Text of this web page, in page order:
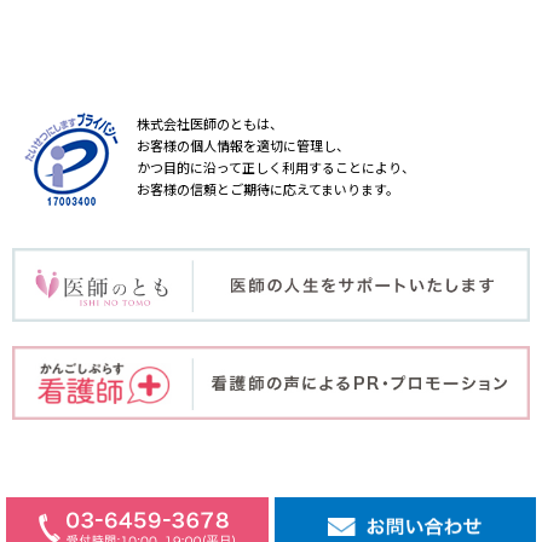
株式会社医師のともは、
お客様の個人情報を適切に管理し、
かつ目的に沿って正しく利用することにより、
お客様の信頼とご期待に応えてまいります。
COPYRIGHT © ISHINOTOMO Inc. ALL RIGHT RESERVED.